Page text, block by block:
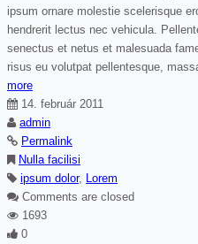
ipsum ornare molestie scelerisque
hendrerit lectus nec vehicula.
senectus et netus et malesuada
risus eu volutpat pellentesque,
more
14. február 2011
admin
Permalink
Nulla facilisi
ipsum dolor,
Lorem
Comments are closed
1693
0